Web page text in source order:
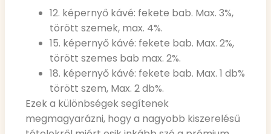
12. képernyő kávé: fekete bab. Max. 3%,
törött szemek, max. 4%.
15. képernyő kávé: fekete bab. Max. 2%,
törött szemes bab max. 2%.
18. képernyő kávé: fekete bab. Max. 1 db%
törött szem, Max. 2 db%.
Ezek a különbségek segítenek
megmagyarázni, hogy a nagyobb kiszerelésű